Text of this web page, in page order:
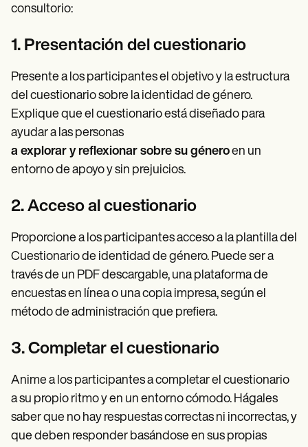
consultorio:
1. Presentación del cuestionario
Presente a los participantes el objetivo y la estructura
del cuestionario sobre la identidad de género.
Explique que el cuestionario está diseñado para
ayudar a las personas
a explorar y reflexionar sobre su géneroen un
entorno de apoyo y sin prejuicios.
2. Acceso al cuestionario
Proporcione a los participantes acceso a la plantilla del
Cuestionario de identidad de género. Puede ser a
través de un PDF descargable, una plataforma de
encuestas en línea o una copia impresa, según el
método de administración que prefiera.
3. Completar el cuestionario
Anime a los participantes a completar el cuestionario
a su propio ritmo y en un entorno cómodo. Hágales
saber que no hay respuestas correctas ni incorrectas, y
que deben responder basándose en sus propias